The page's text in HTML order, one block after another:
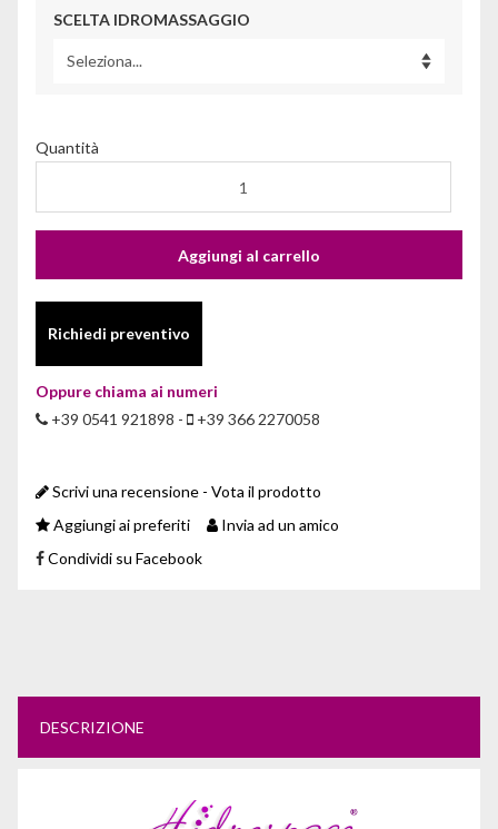
SCELTA IDROMASSAGGIO
Quantità
Aggiungi al carrello
Richiedi preventivo
Oppure chiama ai numeri
+39 0541 921898 -
+39 366 2270058
Scrivi una recensione - Vota il prodotto
Aggiungi ai preferiti
Invia ad un amico
Condividi su Facebook
DESCRIZIONE